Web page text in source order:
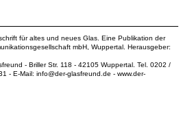
für altes und neues Glas. Eine Publikation der
mbH , Wuppertal. Herausgeber:
- Briller Str. 118 - 42105 Wuppertal. Tel. 0202 /
- E-Mail: info@der-glasfreund.de - www.der-